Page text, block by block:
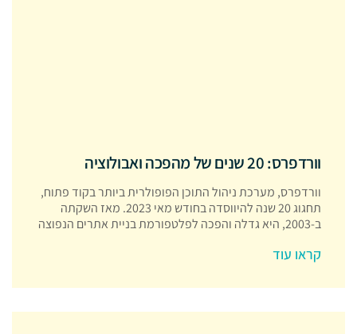
וורדפרס: 20 שנים של מהפכה ואבולוציה
וורדפרס, מערכת ניהול התוכן הפופולרית ביותר בקוד פתוח,
תחגוג 20 שנה להיווסדה בחודש מאי 2023. מאז השקתה
ב-2003, היא גדלה והפכה לפלטפורמת בניית אתרים הנפוצה
קראו עוד